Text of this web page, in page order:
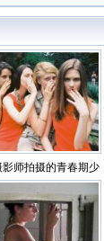
影师拍摄的青春期少
女